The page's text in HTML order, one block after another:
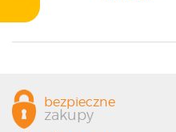
bezpieczne
zakupy